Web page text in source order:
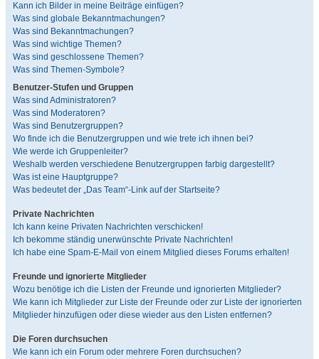
Kann ich Bilder in meine Beiträge einfügen?
Was sind globale Bekanntmachungen?
Was sind Bekanntmachungen?
Was sind wichtige Themen?
Was sind geschlossene Themen?
Was sind Themen-Symbole?
Benutzer-Stufen und Gruppen
Was sind Administratoren?
Was sind Moderatoren?
Was sind Benutzergruppen?
Wo finde ich die Benutzergruppen und wie trete ich ihnen bei?
Wie werde ich Gruppenleiter?
Weshalb werden verschiedene Benutzergruppen farbig dargestellt?
Was ist eine Hauptgruppe?
Was bedeutet der „Das Team“-Link auf der Startseite?
Private Nachrichten
Ich kann keine Privaten Nachrichten verschicken!
Ich bekomme ständig unerwünschte Private Nachrichten!
Ich habe eine Spam-E-Mail von einem Mitglied dieses Forums erhalten!
Freunde und ignorierte Mitglieder
Wozu benötige ich die Listen der Freunde und ignorierten Mitglieder?
Wie kann ich Mitglieder zur Liste der Freunde oder zur Liste der ignorierten
Mitglieder hinzufügen oder diese wieder aus den Listen entfernen?
Die Foren durchsuchen
Wie kann ich ein Forum oder mehrere Foren durchsuchen?